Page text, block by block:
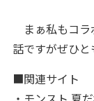
まぁ私もコラ
話ですがぜひ
■関連サイト